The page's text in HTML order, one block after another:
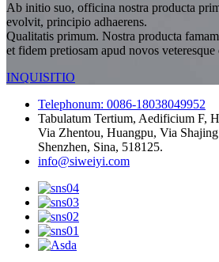
Ab initio suo, officina nostra producta
evolvit, principio adhaerens.
Qualitatis primum. Nostra producta
et fidem pretiosam apud novos veteresque
INQUISITIO
Telephonum: 0086-18038049952
Tabulatum Tertium, Aedificium F,
Via Zhentou, Huangpu, Via
Shenzhen, Sina, 518125.
info@siweiyi.com